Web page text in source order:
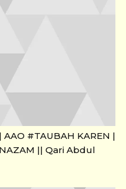
#TAUBAH KAREN |
|| Qari Abdul